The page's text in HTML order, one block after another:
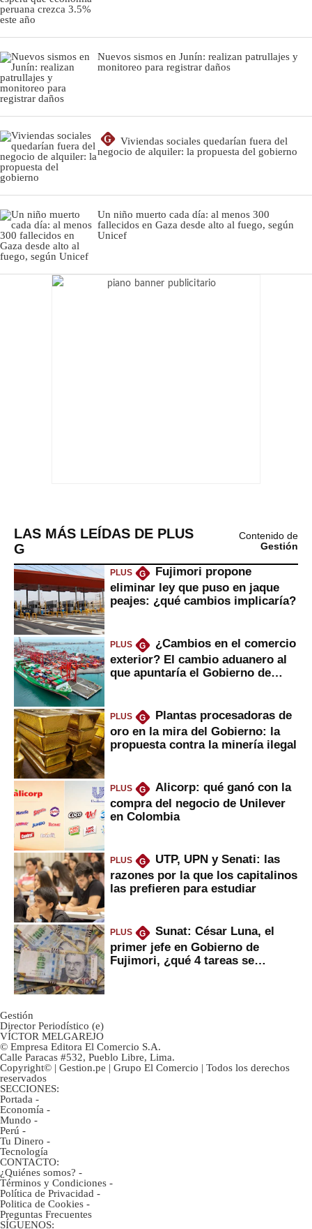
Nuevos sismos en Junín: realizan patrullajes y
monitoreo para registrar daños
G
Viviendas sociales quedarían fuera del
negocio de alquiler: la propuesta del gobierno
Un niño muerto cada día: al menos 300
fallecidos en Gaza desde alto al fuego, según
Unicef
LAS MÁS LEÍDAS DE PLUS
G
Contenido de
Gestión
PLUS G
Fujimori propone
eliminar ley que puso en jaque
peajes: ¿qué cambios implicaría?
PLUS G
¿Cambios en el comercio
exterior? El cambio aduanero al
que apuntaría el Gobierno de
PLUS G
Plantas procesadoras de
oro en la mira del Gobierno: la
propuesta contra la minería ilegal
PLUS G
Alicorp: qué ganó con la
compra del negocio de Unilever
en Colombia
PLUS G
UTP, UPN y Senati: las
razones por la que los capitalinos
las prefieren para estudiar
PLUS G
Sunat: César Luna, el
primer jefe en Gobierno de
Fujimori, ¿qué 4 tareas se
Gestión
Director Periodístico (e)
VÍCTOR MELGAREJO
© Empresa Editora El Comercio S.A.
Calle Paracas #532, Pueblo Libre, Lima.
Copyright© | Gestion.pe | Grupo El Comercio | Todos los derechos
reservados
SECCIONES:
Portada -
Economía -
Mundo -
Perú -
Tu Dinero -
Tecnología
CONTACTO:
¿Quiénes somos? -
Términos y Condiciones -
Política de Privacidad -
Politica de Cookies -
Preguntas Frecuentes
SÍGUENOS: